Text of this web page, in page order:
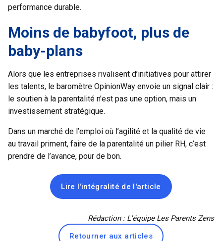
performance durable.
Moins de babyfoot, plus de
baby-plans
Alors que les entreprises rivalisent d’initiatives pour attirer
les talents, le baromètre OpinionWay envoie un signal clair :
le soutien à la parentalité n’est pas une option, mais un
investissement stratégique.
Dans un marché de l’emploi où l’agilité et la qualité de vie
au travail priment, faire de la parentalité un pilier RH, c’est
prendre de l’avance, pour de bon.
Lire l'intégralité de l'article
Rédaction : L'équipe Les Parents Zens
Retourner aux articles